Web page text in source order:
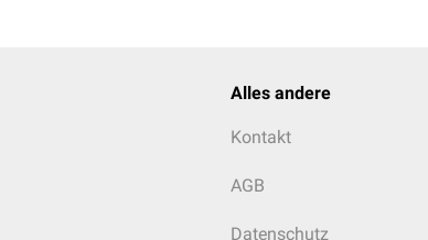
Alles andere
Kontakt
AGB
Datenschutz